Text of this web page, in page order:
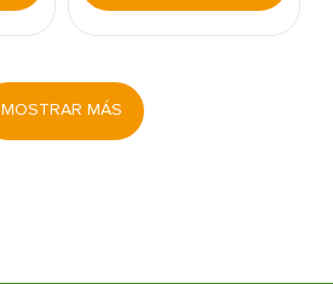
MOSTRAR MÁS